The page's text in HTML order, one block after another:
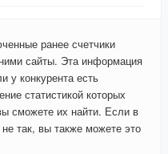
ранее счетчики
сайты. Эта информация
у конкурента есть
статистикой которых
сможете их найти. Если в
так, вы также можете это